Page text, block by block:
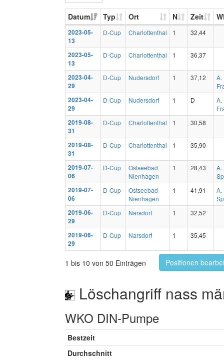
Datum Typ Ort N Zeit
2023-05-
13
D-Cup Charlottenthal 1 32,44
2023-05-
13
D-Cup Charlottenthal 1 36,37
2023-04-
29
D-Cup Nudersdorf 1 37,12
A.
2023-04-
29
D-Cup Nudersdorf 1 D
A.
2019-08-
31
D-Cup Charlottenthal 1 30,58
2019-08-
31
D-Cup Charlottenthal 1 35,90
2019-07-
06
D-Cup
Ostseebad
Nienhagen
1 28,43
A.
2019-07-
06
D-Cup
Ostseebad
Nienhagen
1 41,91
A.
2019-06-
29
D-Cup Narsdorf 1 32,52
2019-06-
29
D-Cup Narsdorf 1 35,45
1 bis 10 von 50 Einträgen Positionen
Löschangriff nass
WKO DIN-Pumpe
Bestzeit
Durchschnitt